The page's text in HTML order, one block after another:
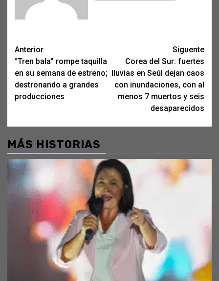
Post
navigation
Anterior
“Tren bala” rompe taquilla
en su semana de estreno;
destronando a grandes
producciones
Siguente
Corea del Sur: fuertes
lluvias en Seúl dejan caos
con inundaciones, con al
menos 7 muertos y seis
desaparecidos
MÁS HISTORIAS